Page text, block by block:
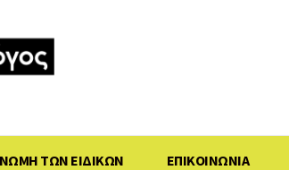
ΤΩΝ ΕΙΔΙΚΩΝ ΕΠΙΚΟΙΝΩΝΙΑ